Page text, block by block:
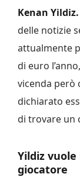
Kenan Yildiz.
delle notizie
attualmente
di euro
vicenda però
dichiarato
di trovare un
Yildiz
giocatore